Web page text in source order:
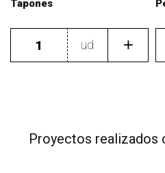
Tapones
ud
Proyectos realizados